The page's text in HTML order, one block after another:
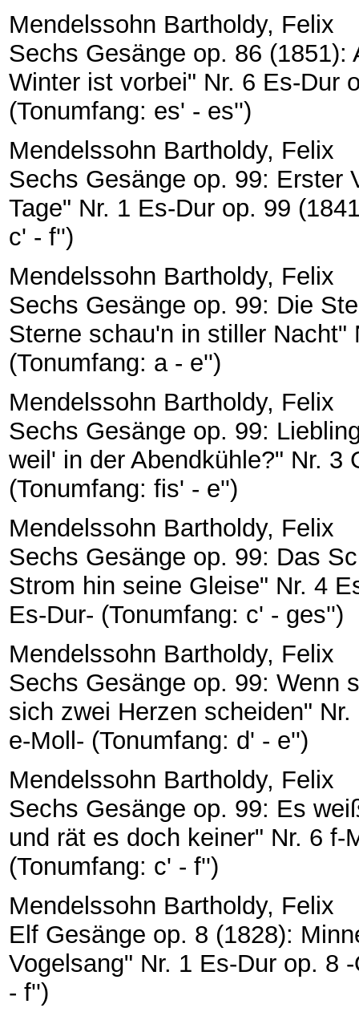
Mendelssohn Bartholdy, Felix
Sechs Gesänge op. 86
Winter ist vorbei" Nr. 6 Es-Dur
(Tonumfang: es' - es'')
Mendelssohn Bartholdy, Felix
Sechs Gesänge op. 99: Erster
Tage" Nr. 1 Es-Dur op. 99
c' - f'')
Mendelssohn Bartholdy, Felix
Sechs Gesänge op. 99: Die
Sterne schau'n in stiller Nacht"
(Tonumfang: a - e'')
Mendelssohn Bartholdy, Felix
Sechs Gesänge op. 99:
weil' in der Abendkühle?" Nr. 3
(Tonumfang: fis' - e'')
Mendelssohn Bartholdy, Felix
Sechs Gesänge op. 99: Das
Strom hin seine Gleise" Nr. 4
Es-Dur- (Tonumfang: c' - ges'')
Mendelssohn Bartholdy, Felix
Sechs Gesänge op. 99: Wenn
sich zwei Herzen scheiden"
e-Moll- (Tonumfang: d' - e'')
Mendelssohn Bartholdy, Felix
Sechs Gesänge op. 99: Es
und rät es doch keiner" Nr. 6
(Tonumfang: c' - f'')
Mendelssohn Bartholdy, Felix
Elf Gesänge op. 8 (1828):
Vogelsang" Nr. 1 Es-Dur op. 8
- f'')